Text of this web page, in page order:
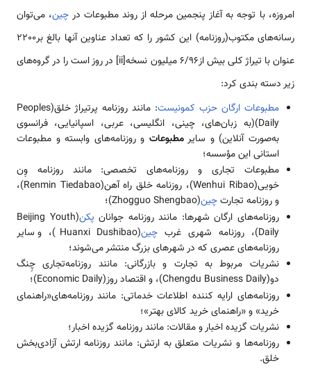
امروزه، با توجه به آغاز پنجمین مرحله از روند مطبوعات در چین، می‌توان
رسانه‌های مکتوب(روزنامه) این کشور را که تعداد عناوین آن­ها بالغ بر2200
عنوان با تیراژ کلی بیش از6/96 میلیون نسخه[ii] در روز است را در گروه‌­های
زیر دسته بندی کرد:
مطبوعات ارگان حزب کمونیست
: مانند روزنامه پرتیراژ خلق(Peoples
Daily)(به زبان‌های، چینی، انگلیسی، عربی، اسپانیایی، فرانسوی
به‌صورت آنلاین) و سایرمطبوعات و روزنامه‌های وابسته و مطبوعات
استانی این مؤسسه؛
مطبوعات تجاری و روزنامه‌های تخصصی: مانند روزنامه وِن
خویی(Wenhui Ribao)، روزنامه خلق راه آهن(Renmin Tiedabao)،
و روزنامه تجارتچین(Zhogguo Shengbao)؛
روزنامه‌های ارگان شهرها: مانند روزنامه جوانان پکن (Beijing Youth
Daily)، روزنامه شهری غرب
چین
(Huanxi Dushibao)، و سایر
روزنامه‌های عصری که در شهرهای بزرگ منتشر می­‌شوند؛
نشریات مربوط به تجارت و بازرگانی: مانند روزنامه‌تجاری چِنگ
دو(Chengdu Business Daily)، و اقتصاد روز(Economic Daily)؛
روزنامه‌های ارایه کننده اطلاعات خدماتی: مانند روزنامه‌های«راهنمای
خرید» و «راهنمای خرید کالای بهتر»؛
نشریات گزیده اخبار و مقالات: مانند روزنامه گزیده اخبار؛
روزنامه‌ها و نشریات متعلق به ارتش: مانند روزنامه ارتش آزادی‌بخش
خلق.